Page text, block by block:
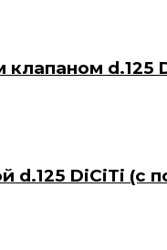
клапаном
d.125 DiCiTi